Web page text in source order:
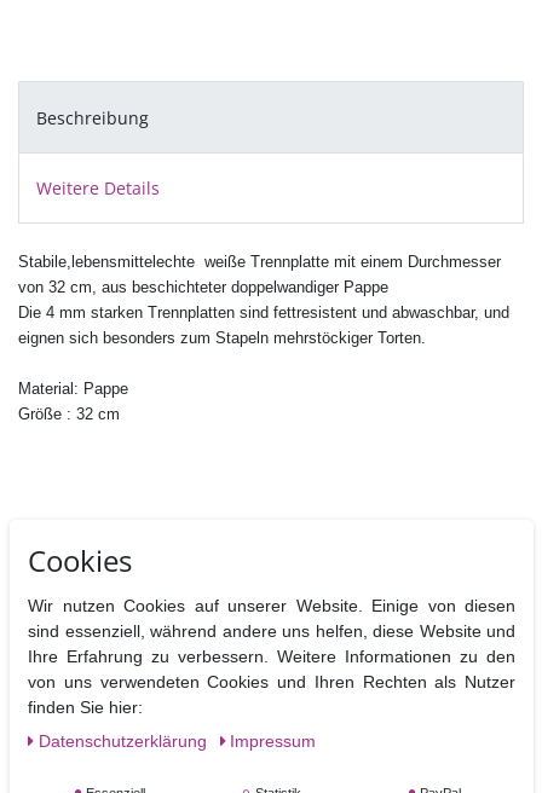
Beschreibung
Weitere Details
Stabile,l ebensmittelechte weiße Trennplatte mit einem Durchmesser
von 32 cm, aus beschichteter doppelwandiger Pappe
Die 4 mm starken Trennplatten sind fettresistent und abwaschbar, und
eignen sich besonders zum Stapeln mehrstöckiger Torten.
Material: Pappe
Größe : 32 cm
Ähnliche Artikel
Cookies
Wir nutzen Cookies auf unserer Website. Einige von diesen
sind essenziell, während andere uns helfen, diese Website und
Ihre Erfahrung zu verbessern. Weitere Informationen zu den
von uns verwendeten Cookies und Ihren Rechten als Nutzer
finden Sie hier:
Daten­schutz­erklärung
Impressum